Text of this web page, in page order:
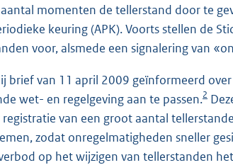
momenten de tellerstand door te
keuring (APK). Voorts stellen de
voor, alsmede een signalering van
brief van 11 april 2009 geïnformeerd
wet- en regelgeving aan te passen.2
van een groot aantal
zodat onregelmatigheden sneller
op het wijzigen van tellerstanden